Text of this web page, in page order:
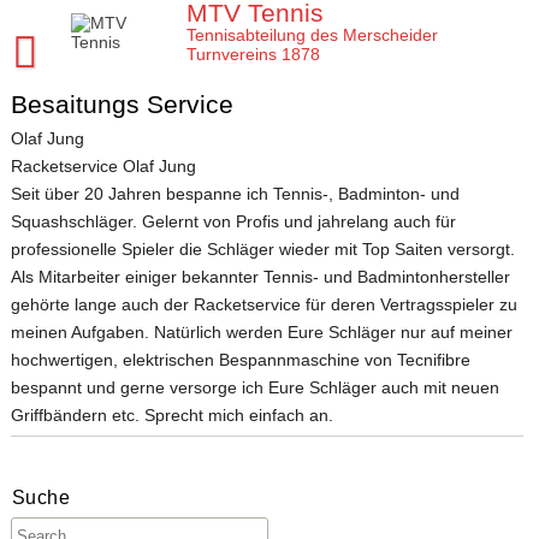
MTV Tennis
Tennisabteilung des Merscheider
Turnvereins 1878
Startseite MTV Tennis
Sponsoren
Verein
MTV Tennis Abteilungsleitung
Anleitungen und Infos
Platz- und Spielordnung
Vereinssatzung
Unsere Tennis Anlage
Mitglied im MTV / Schnupperjahr / Begrüßung
Mannschaften
Damen
Damen 40
Damen 50 2026
Herren 1. Mannschaft
Herren 40
Jugend
Tenniscamps im MTV
Jugendmannschaften im MTV
Bezirksmeisterschaften Jugend
Stadtmeisterschaften Jugend
Meisterschaften
Clubmeisterschaften im MTV
Regeln für die Clubmeisterschaften
Das neue LK System seit 2020
Tennis Training im MTV
Tim
Trainingskalender
Aktuelles
Arbeitseinsatz im MTV
Besaitungs Service
Olaf Jung
Racketservice Olaf Jung
Seit über 20 Jahren bespanne ich Tennis-, Badminton- und
Squashschläger. Gelernt von Profis und jahrelang auch für
professionelle Spieler die Schläger wieder mit Top Saiten versorgt.
Als Mitarbeiter einiger bekannter Tennis- und Badmintonhersteller
gehörte lange auch der Racketservice für deren Vertragsspieler zu
meinen Aufgaben. Natürlich werden Eure Schläger nur auf meiner
hochwertigen, elektrischen Bespannmaschine von Tecnifibre
bespannt und gerne versorge ich Eure Schläger auch mit neuen
Griffbändern etc. Sprecht mich einfach an.
Suche